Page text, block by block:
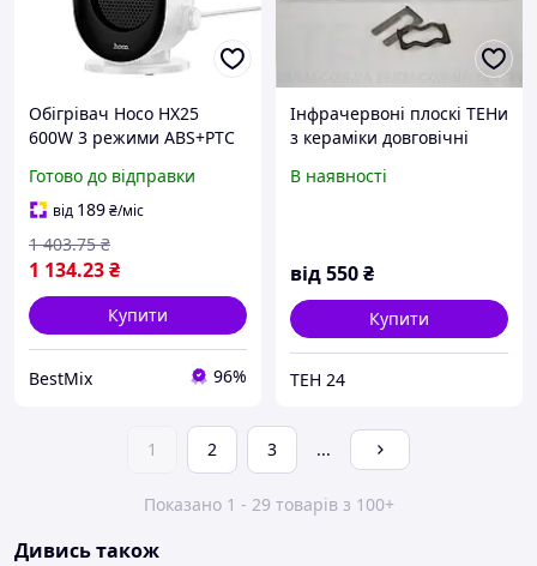
Обігрівач Hoco HX25
600W 3 режими ABS+PTC
Готово до відправки
від 189₴/міс
1 134.23₴
1 403.75 ₴
Купити
BestMix 96%
Інфрачервоні плоскі ТЕНи
з кераміки довговічні
В наявності
від550₴
Купити
ТЕН 24
1 2 3 ...
Показано 1 - 29 товарів з 100+
Дивись також